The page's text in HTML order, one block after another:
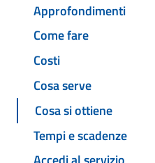
Approfondimenti
Come fare
Costi
Cosa serve
Cosa si ottiene
Tempi e scadenze